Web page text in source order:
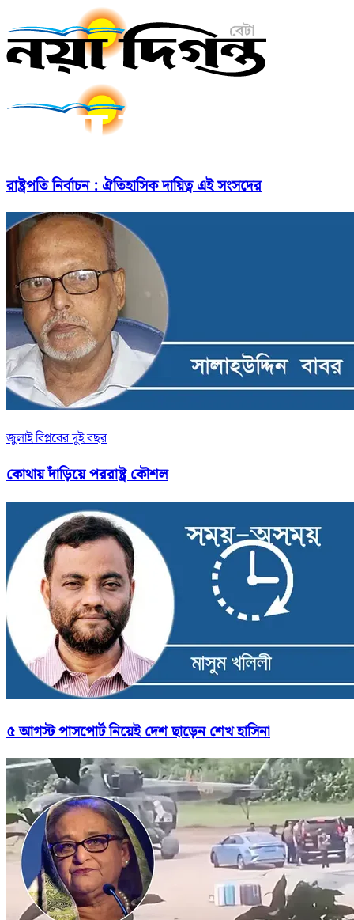
রাষ্ট্রপতি নির্বাচন : ঐতিহাসিক দায়িত্ব এই সংসদের
জুলাই বিপ্লবের দুই বছর
কোথায় দাঁড়িয়ে পররাষ্ট্র কৌশল
৫ আগস্ট পাসপোর্ট নিয়েই দেশ ছাড়েন শেখ হাসিনা